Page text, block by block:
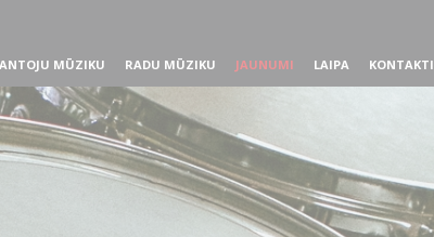
MŪZIKU RADU MŪZIKU JAUNUMI LAIPA KONTAKTI